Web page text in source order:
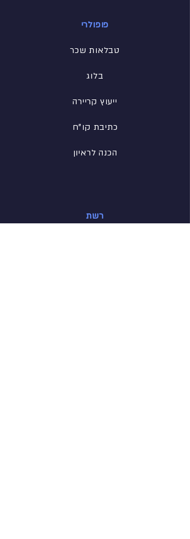
פופולרי
טבלאות שכר
בלוג
ייעוץ קריירה
כתיבת קו"ח
הכנה לראיון
רשת